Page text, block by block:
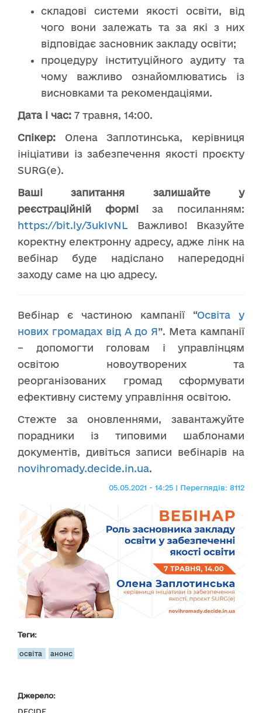
складові системи якості освіти, від
чого вони залежать та за які з них
відповідає засновник закладу освіти;
процедуру інституційного аудиту та
чому важливо ознайомлюватись із
висновками та рекомендаціями.
Дата і час: 7 травня, 14:00.
Спікер: Олена Заплотинська, керівниця
ініціативи із забезпечення якості проєкту
SURG(e).
Ваші запитання залишайте у
реєстраційній форміза посиланням:
https://bit.ly/3ukIvNL Важливо! Вказуйте
коректну електронну адресу, адже лінк на
вебінар буде надіслано напередодні
заходу саме на цю адресу.
Вебінар є частиною кампанії “Освіта у
нових громадах від А до Я”. Мета кампанії
– допомогти головам і управлінцям
освітою новоутворених та
реорганізованих громад сформувати
ефективну систему управління освітою.
Стежте за оновленнями, завантажуйте
порадники із типовими шаблонами
документів, дивіться записи вебінарів на
novihromady.decide.in.ua.
05.05.2021 - 14:25 | Переглядів: 8112
Теги:
освіта анонс
Джерело:
DECIDE